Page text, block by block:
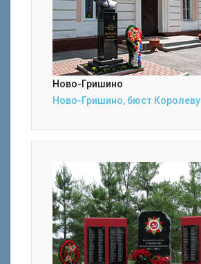
Ново-Гришино
Ново-Гришино, бюст Королеву